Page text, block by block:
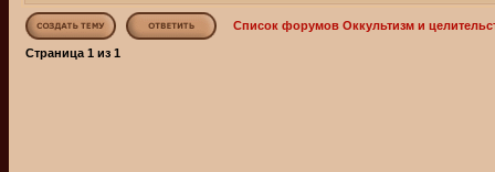
Список форумов Оккультизм и
Страница 1 из 1